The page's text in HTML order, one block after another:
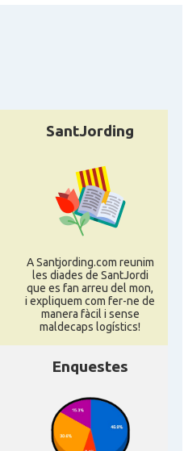
SantJording
A Santjording.com reunim
les diades de SantJordi
que es fan arreu del mon,
i expliquem com fer-ne de
manera fàcil i sense
maldecaps logí­stics!
Enquestes